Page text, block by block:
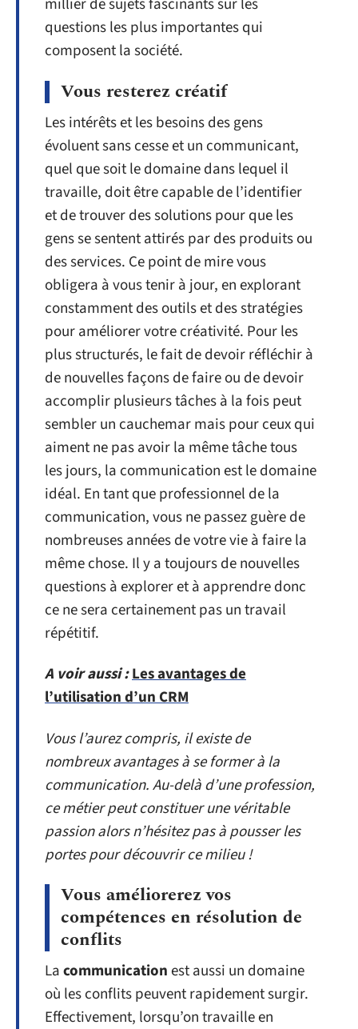
millier de sujets fascinants sur les
questions les plus importantes qui
composent la société.
Vous resterez créatif
Les intérêts et les besoins des gens
évoluent sans cesse et un communicant,
quel que soit le domaine dans lequel il
travaille, doit être capable de l’identifier
et de trouver des solutions pour que les
gens se sentent attirés par des produits ou
des services. Ce point de mire vous
obligera à vous tenir à jour, en explorant
constamment des outils et des stratégies
pour améliorer votre créativité. Pour les
plus structurés, le fait de devoir réfléchir à
de nouvelles façons de faire ou de devoir
accomplir plusieurs tâches à la fois peut
sembler un cauchemar mais pour ceux qui
aiment ne pas avoir la même tâche tous
les jours, la communication est le domaine
idéal. En tant que professionnel de la
communication, vous ne passez guère de
nombreuses années de votre vie à faire la
même chose. Il y a toujours de nouvelles
questions à explorer et à apprendre donc
ce ne sera certainement pas un travail
répétitif.
A voir aussi :Les avantages de
l’utilisation d’un CRM
Vous l’aurez compris, il existe de
nombreux avantages à se former à la
communication. Au-delà d’une profession,
ce métier peut constituer une véritable
passion alors n’hésitez pas à pousser les
portes pour découvrir ce milieu !
Vous améliorerez vos
compétences en résolution de
conflits
Lacommunicationest aussi un domaine
où les conflits peuvent rapidement surgir.
Effectivement, lorsqu’on travaille en